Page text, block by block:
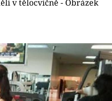
v tělocvičně - Obrázek